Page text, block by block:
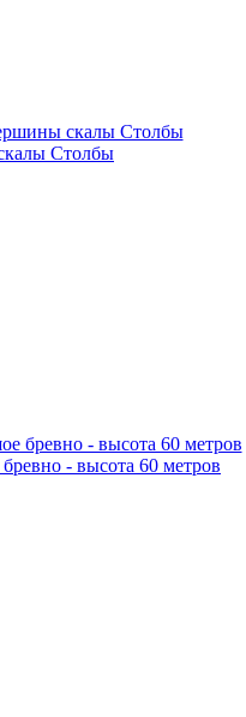
Столбы
- высота 60 метров